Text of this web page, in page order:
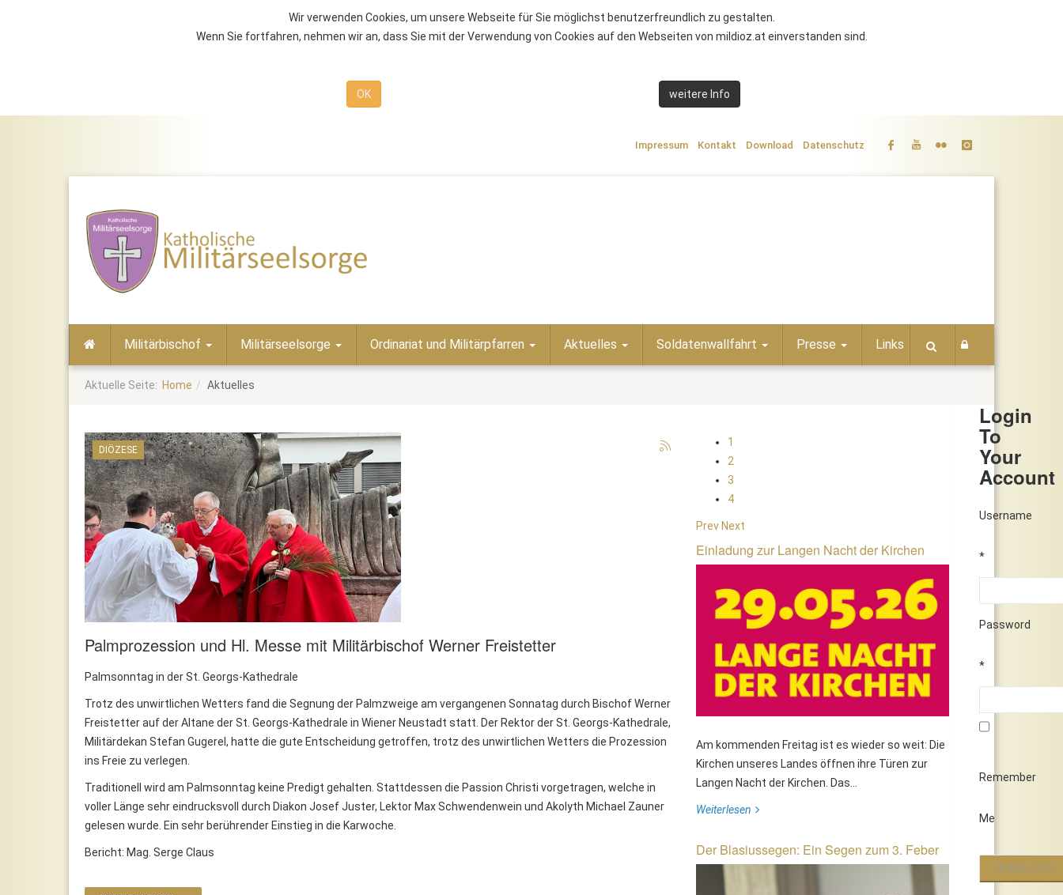
Wir verwenden Cookies, um unsere Webseite für Sie möglichst benutzerfreundlich zu gestalten.
Wenn Sie fortfahren, nehmen wir an, dass Sie mit der Verwendung von Cookies auf den Webseiten von mildioz.at einverstanden sind.
OK weitere Info
Impressum Kontakt Download Datenschutz
Login
To
Your
Account
Username
*
Password
*
Remember
Me
Home
Militärbischof Militärseelsorge Ordinariat und Militärpfarren Aktuelles Soldatenwallfahrt Presse Links
Aktuelle Seite: Home Aktuelles
DIÖZESE
Palmprozession und Hl. Messe mit Militärbischof Werner Freistetter
Palmsonntag in der St. Georgs-Kathedrale
Trotz des unwirtlichen Wetters fand die Segnung der Palmzweige am vergangenen Sonnatag durch Bischof Werner
Freistetter auf der Altane der St. Georgs-Kathedrale in Wiener Neustadt statt. Der Rektor der St. Georgs-Kathedrale,
Militärdekan Stefan Gugerel, hatte die gute Entscheidung getroffen, trotz des unwirtlichen Wetters die Prozession
ins Freie zu verlegen.
Traditionell wird am Palmsonntag keine Predigt gehalten. Stattdessen die Passion Christi vorgetragen, welche in
voller Länge sehr eindrucksvoll durch Diakon Josef Juster, Lektor Max Schwendenwein und Akolyth Michael Zauner
gelesen wurde. Ein sehr berührender Einstieg in die Karwoche.
Bericht: Mag. Serge Claus
1
2
3
4
Prev Next
Einladung zur Langen Nacht der Kirchen
Am kommenden Freitag ist es wieder so weit: Die
Kirchen unseres Landes öffnen ihre Türen zur
Langen Nacht der Kirchen. Das...
Weiterlesen
Der Blasiussegen: Ein Segen zum 3. Feber